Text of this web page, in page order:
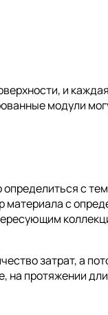
и
модули
с
материала с
затрат, а
протяжении